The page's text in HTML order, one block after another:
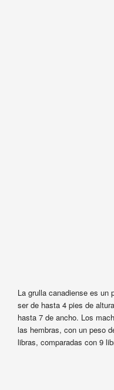
La grulla canadiense es un
ser de hasta 4 pies de
hasta 7 de ancho. Los
las hembras, con un peso
libras, comparadas con 9